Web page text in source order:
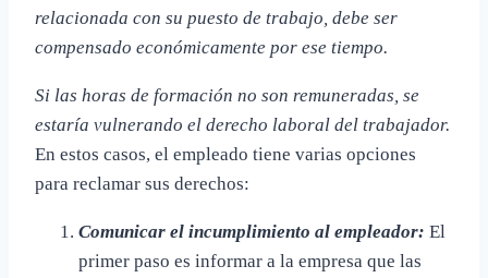
relacionada con su puesto de trabajo, debe ser
compensado económicamente por ese tiempo.
Si las horas de formación no son remuneradas, se
estaría vulnerando el derecho laboral del trabajador.
En estos casos, el empleado tiene varias opciones
para reclamar sus derechos:
Comunicar el incumplimiento al empleador: El
primer paso es informar a la empresa que las